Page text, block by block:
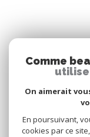
Comme
On aimerait
En poursuivant,
cookies par ce